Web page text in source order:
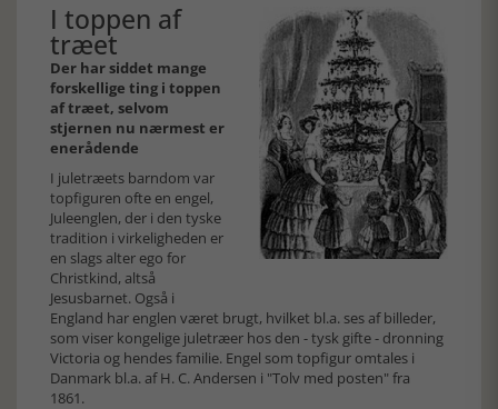
I toppen af
træet
Der har siddet mange
forskellige ting i toppen
af træet, selvom
stjernen nu nærmest er
enerådende
I juletræets barndom var
topfiguren ofte en engel,
Juleenglen, der i den tyske
tradition i virkeligheden er
en slags alter ego for
Christkind, altså
Jesusbarnet. Også i
England har englen været brugt, hvilket bl.a. ses af billeder,
som viser kongelige juletræer hos den - tysk gifte - dronning
Victoria og hendes familie. Engel som topfigur omtales i
Danmark bl.a. af H. C. Andersen i "Tolv med posten" fra
1861.